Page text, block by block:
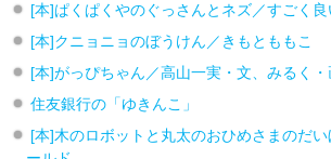
[本]ぱくぱくやのぐっさんとネズ／すごく良
[本]クニョニョのぼうけん／きもとももこ
[本]がっぴちゃん／高山一実・文、みるく・
住友銀行の「ゆきんこ」
[本]木のロボットと丸太のおひめさまのだ